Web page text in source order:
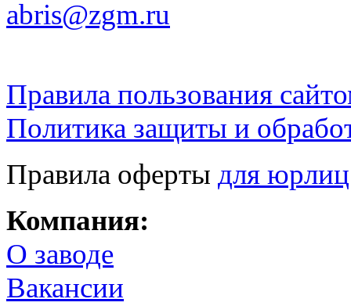
abris@zgm.ru
Правила пользования
Политика защиты и
Правила оферты для
Компания:
О заводе
Вакансии